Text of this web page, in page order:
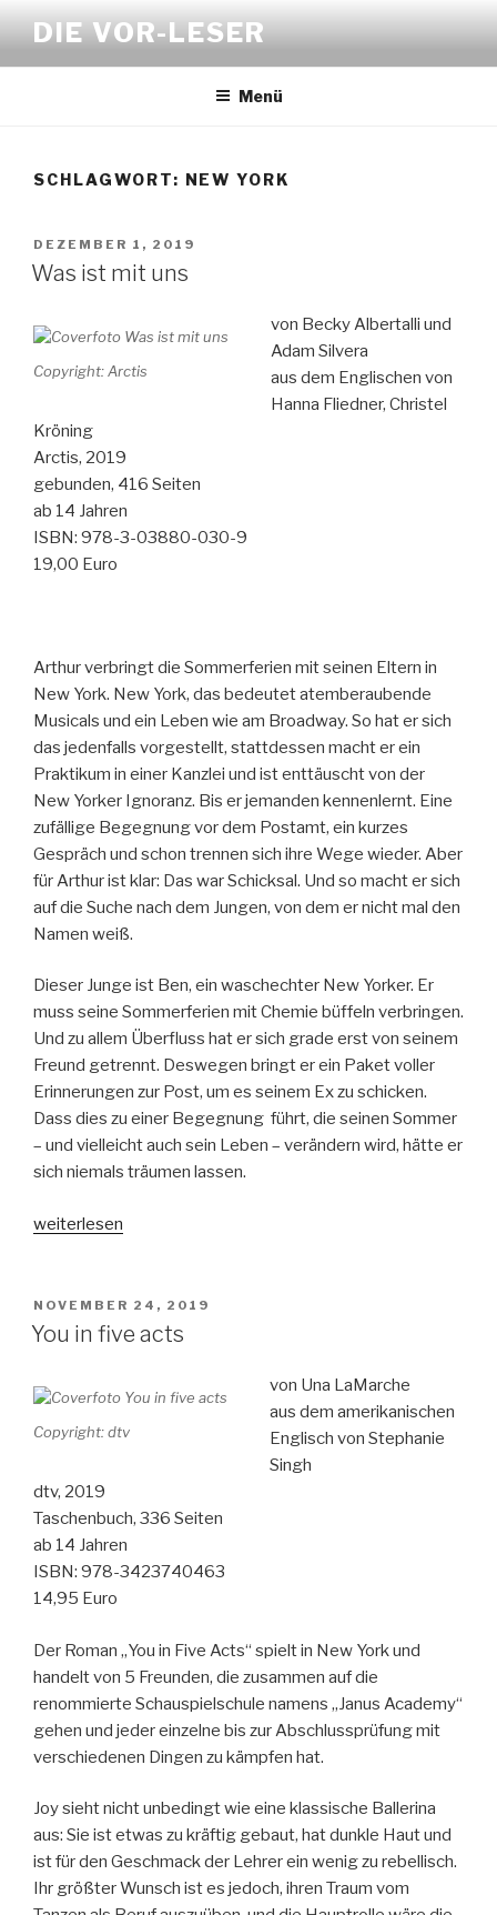
Inhalt
springen
DIE VOR-LESER
Menü
SCHLAGWORT: NEW YORK
VERÖFFENTLICHT
AM
DEZEMBER 1, 2019
Was ist mit uns
Copyright: Arctis
von Becky Albertalli und
Adam Silvera
aus dem Englischen von
Hanna Fliedner, Christel
Kröning
Arctis, 2019
gebunden, 416 Seiten
ab 14 Jahren
ISBN: 978-3-03880-030-9
19,00 Euro
Arthur verbringt die Sommerferien mit seinen Eltern in
New York. New York, das bedeutet atemberaubende
Musicals und ein Leben wie am Broadway. So hat er sich
das jedenfalls vorgestellt, stattdessen macht er ein
Praktikum in einer Kanzlei und ist enttäuscht von der
New Yorker Ignoranz. Bis er jemanden kennenlernt. Eine
zufällige Begegnung vor dem Postamt, ein kurzes
Gespräch und schon trennen sich ihre Wege wieder. Aber
für Arthur ist klar: Das war Schicksal. Und so macht er sich
auf die Suche nach dem Jungen, von dem er nicht mal den
Namen weiß.
Dieser Junge ist Ben, ein waschechter New Yorker. Er
muss seine Sommerferien mit Chemie büffeln verbringen.
Und zu allem Überfluss hat er sich grade erst von seinem
Freund getrennt. Deswegen bringt er ein Paket voller
Erinnerungen zur Post, um es seinem Ex zu schicken.
Dass dies zu einer Begegnung führt, die seinen Sommer
– und vielleicht auch sein Leben – verändern wird, hätte er
sich niemals träumen lassen.
„Was
uns“
weiterlesen
VERÖFFENTLICHT
AM
NOVEMBER 24, 2019
You in five acts
Copyright: dtv
von Una LaMarche
aus dem amerikanischen
Englisch von Stephanie
Singh
dtv, 2019
Taschenbuch, 336 Seiten
ab 14 Jahren
ISBN: 978-3423740463
14,95 Euro
Der Roman „You in Five Acts“ spielt in New York und
handelt von 5 Freunden, die zusammen auf die
renommierte Schauspielschule namens „Janus Academy“
gehen und jeder einzelne bis zur Abschlussprüfung mit
verschiedenen Dingen zu kämpfen hat.
Joy sieht nicht unbedingt wie eine klassische Ballerina
aus: Sie ist etwas zu kräftig gebaut, hat dunkle Haut und
ist für den Geschmack der Lehrer ein wenig zu rebellisch.
Ihr größter Wunsch ist es jedoch, ihren Traum vom